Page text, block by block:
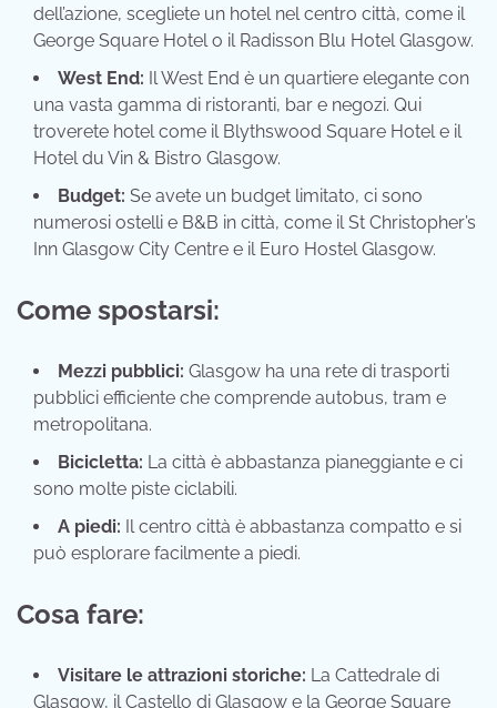
dell’azione, scegliete un hotel nel centro città, come il
George Square Hotel o il Radisson Blu Hotel Glasgow.
West End: Il West End è un quartiere elegante con
una vasta gamma di ristoranti, bar e negozi. Qui
troverete hotel come il Blythswood Square Hotel e il
Hotel du Vin & Bistro Glasgow.
Budget: Se avete un budget limitato, ci sono
numerosi ostelli e B&B in città, come il St Christopher’s
Inn Glasgow City Centre e il Euro Hostel Glasgow.
Come spostarsi:
Mezzi pubblici: Glasgow ha una rete di trasporti
pubblici efficiente che comprende autobus, tram e
metropolitana.
Bicicletta: La città è abbastanza pianeggiante e ci
sono molte piste ciclabili.
A piedi: Il centro città è abbastanza compatto e si
può esplorare facilmente a piedi.
Cosa fare:
Visitare le attrazioni storiche: La Cattedrale di
Glasgow, il Castello di Glasgow e la George Square